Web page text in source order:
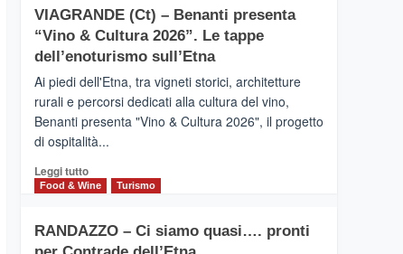
la
Valle
Alcantara
nei
primi
classifica
siciliana
IL
SAN
DOMENICO
TAORMINA,
UN
HOTEL
FOUR
PRESENTA
IL
SUMMER
BOOK
VIAGRANDE (Ct) – Benanti presenta
“Vino & Cultura 2026”. Le tappe
dell’enoturismo sull’Etna
Ai piedi dell'Etna, tra vigneti storici, architetture
rurali e percorsi dedicati alla cultura del vino,
Benanti presenta "Vino & Cultura 2026", il progetto
di ospitalità...
Leggi tuttoLeggi
di
VIAGRANDE
Food & Wine Turismo
RANDAZZO – Ci siamo quasi…. pronti